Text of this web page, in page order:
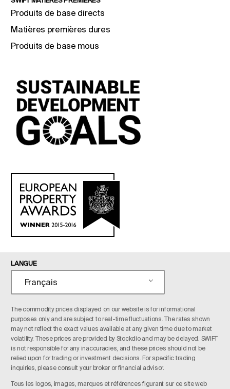
Produits de base directs
Matières premières dures
Produits de base mous
LANGUE
Français
The commodity prices displayed on our website is for informational
purposes only and are subject to real-time fluctuations. The rates shown
may not reflect the exact values available at any given time due to market
volatility. These prices are provided by Stockdio and may be delayed. SWIFT
is not responsible for any inaccuracies, and these prices should not be
relied upon for trading or investment decisions. For specific trading
inquiries, please consult your broker or financial advisor.
Tous les logos, images, marques et références figurant sur ce site web